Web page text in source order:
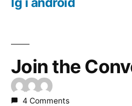
Join the
4 Comments